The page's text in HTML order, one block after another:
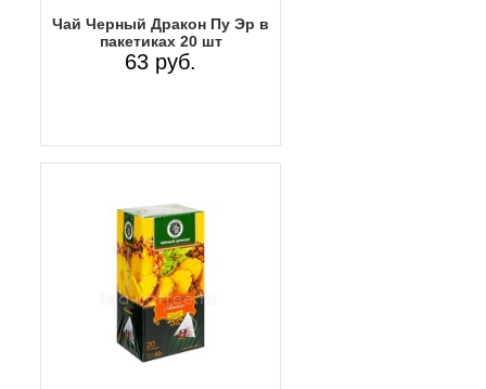
Чай Черный Дракон Пу Эр в
пакетиках 20 шт
63 руб.